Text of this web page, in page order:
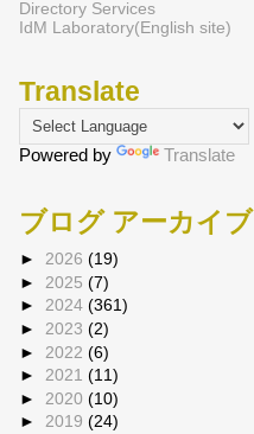
Directory Services
IdM Laboratory(English site)
Translate
Powered by Translate
ブログ アーカイブ
► 2026 (19)
► 2025 (7)
► 2024 (361)
► 2023 (2)
► 2022 (6)
► 2021 (11)
► 2020 (10)
► 2019 (24)